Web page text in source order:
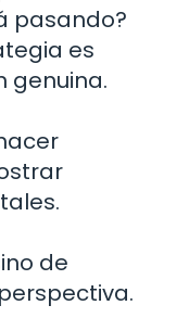
pasando?
es
genuina.
de